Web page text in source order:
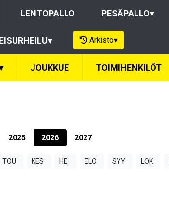
LENTOPALLO PESÄPALLO▾
▾ Arkisto▾
JOUKKUE TOIMIHENKILÖT
2025 2026 2027
TOU KES HEI ELO SYY LOK